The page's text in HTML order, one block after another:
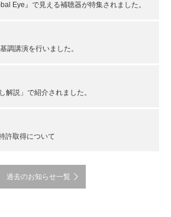
Eye』で見える補聴器が特集されました。
調講演を行いました。
解説」で紹介されました。
許取得について
過去のお知らせ一覧